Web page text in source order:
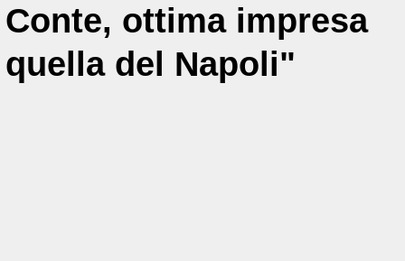
Conte, ottima impresa
quella del Napoli"